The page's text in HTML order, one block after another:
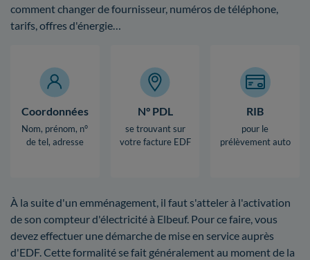
comment changer de fournisseur, numéros de téléphone,
tarifs, offres d'énergie…
Coordonnées
Nom, prénom, n°
de tel, adresse
N° PDL
se trouvant sur
votre facture EDF
RIB
pour le
prélèvement auto
À la suite d'un emménagement, il faut s'atteler à l'activation
de son compteur d'électricité à Elbeuf. Pour ce faire, vous
devez effectuer une démarche de mise en service auprès
d'EDF. Cette formalité se fait généralement au moment de la